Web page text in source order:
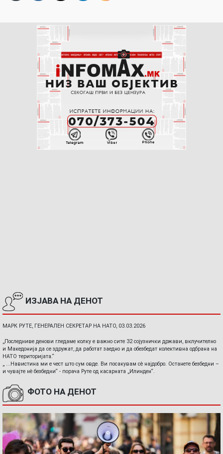
ИЗЈАВА НА ДЕНОТ
МАРК РУТЕ, ГЕНЕРАЛЕН СЕКРЕТАР НА НАТО, 03.03.2026
„Последниве денови гледаме колку е важно сите 32 сојузнички држави, вклучително
и Македонија да се здружат, да работат заедно и да обезбедат колективна одбрана на
НАТО територијата.“
„ ...Навистина ми е чест што сум овде. Ви посакувам сè најдобро. Останете безбедни –
и чувајте нè безбедни“ - порача Руте од касарната „Илинден“.
ФОТО НА ДЕНОТ